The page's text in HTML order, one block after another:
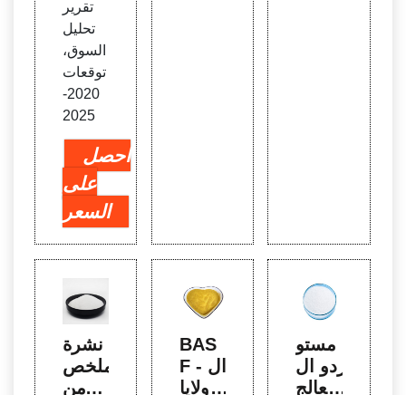
تقرير
تحليل
السوق،
توقعات
2020-
2025
احصل
على
السعر
نشرة
ملخص
ات من
BAS
F - ال
ولايا
مستو
ردو ال
معالج